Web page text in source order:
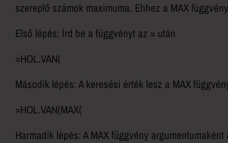
szereplő számok maximuma. Ehhez a MAX
Első lépés: Írd be a függvényt az = után
=HOL.VAN(
Második lépés: A keresési érték lesz a MAX
=HOL.VAN(MAX(
Harmadik lépés: A MAX függvény